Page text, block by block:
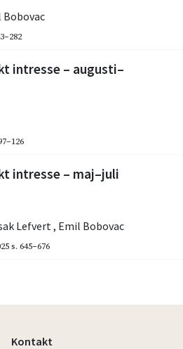
Bobovac
intresse – augusti–
intresse – maj–juli
Lefvert, Emil Bobovac
s. 645–676
Kontakt